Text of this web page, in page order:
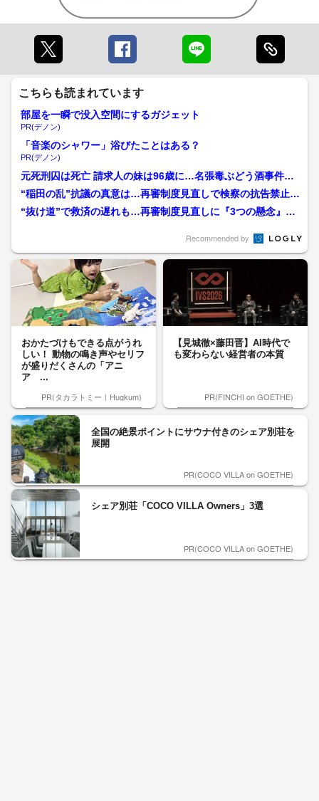
こちらも読まれています
部屋を一瞬で没入空間にするガジェット
PR(デノン)
「音楽のシャワー」浴びたことはある？
PR(デノン)
元死刑囚は死亡 請求人の妹は96歳に…名張毒ぶどう酒事件で
も請求続く『再審』 重...
“稲田の乱”抗議の真意は…再審制度見直しで検察の抗告禁止訴
える稲田議員を直撃「自...
“抜け道”で救済の遅れも…再審制度見直しに『3つの懸念』き
Recommended by
おかたづけもできる点がうれ
しい！ 動物の鳴き声やセリフ
が盛りだくさんの「アニ
ア ...
PR(タカラトミー｜Hugkum)
【見城徹×藤田晋】AI時代で
も変わらない経営者の本質
PR(FINCHI on GOETHE)
全国の絶景ポイントにサウナ付きのシェア別荘を
展開
PR(COCO VILLA on GOETHE)
シェア別荘「COCO VILLA Owners」3選
PR(COCO VILLA on GOETHE)